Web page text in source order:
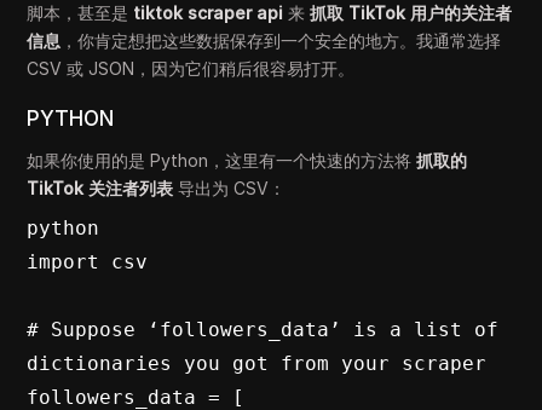
脚本，甚至是 tiktok scraper api 来抓取 TikTok 用户的关注者
信息 ，你肯定想把这些数据保存到一个安全的地方。我通常选择
CSV 或 JSON，因为它们稍后很容易打开。
PYTHON
如果你使用的是 Python，这里有一个快速的方法将抓取的
TikTok 关注者列表 导出为 CSV：
python
import csv
# Suppose ‘followers_data’ is a list of
dictionaries you got from your scraper
followers_data = [